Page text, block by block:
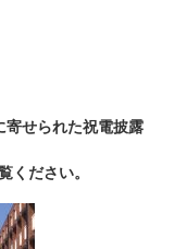
寄せられた祝電披露
ください。